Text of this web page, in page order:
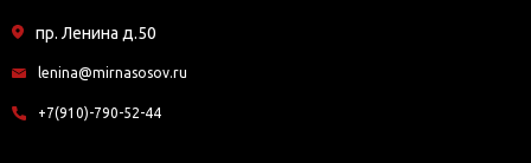
пр. Ленина д.50
lenina@mirnasosov.ru
+7(910)-790-52-44